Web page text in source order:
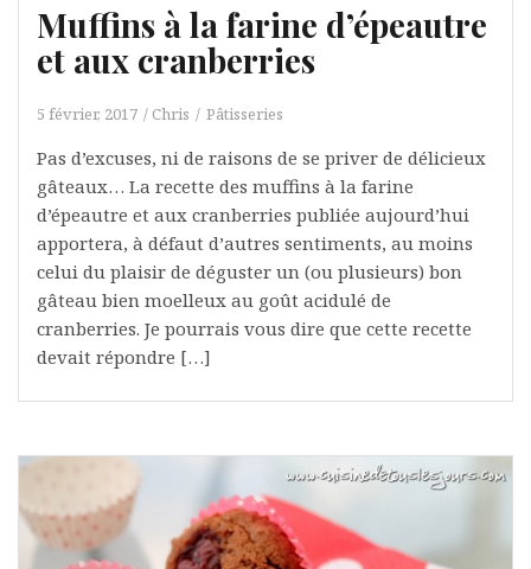
Muffins à la farine d’épeautre
et aux cranberries
5 février, 2017 Chris Pâtisseries
Pas d’excuses, ni de raisons de se priver de délicieux
gâteaux… La recette des muffins à la farine
d’épeautre et aux cranberries publiée aujourd’hui
apportera, à défaut d’autres sentiments, au moins
celui du plaisir de déguster un (ou plusieurs) bon
gâteau bien moelleux au goût acidulé de
cranberries. Je pourrais vous dire que cette recette
devait répondre […]